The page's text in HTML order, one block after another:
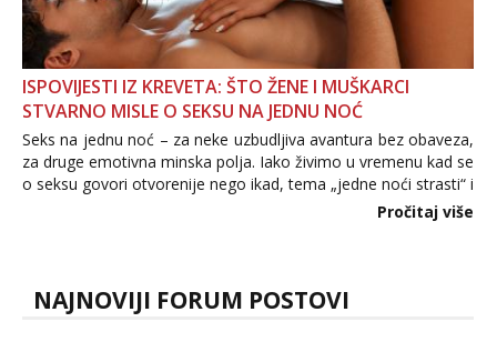
ISPOVIJESTI IZ KREVETA: ŠTO ŽENE I MUŠKARCI
STVARNO MISLE O SEKSU NA JEDNU NOĆ
Seks na jednu noć – za neke uzbudljiva avantura bez obaveza,
za druge emotivna minska polja. Iako živimo u vremenu kad se
o seksu govori otvorenije nego ikad, tema „jedne noći strasti“ i
dalje izaziva burne rasprave. Što zapravo misle žene, a što
Pročitaj više
NAJNOVIJI FORUM POSTOVI